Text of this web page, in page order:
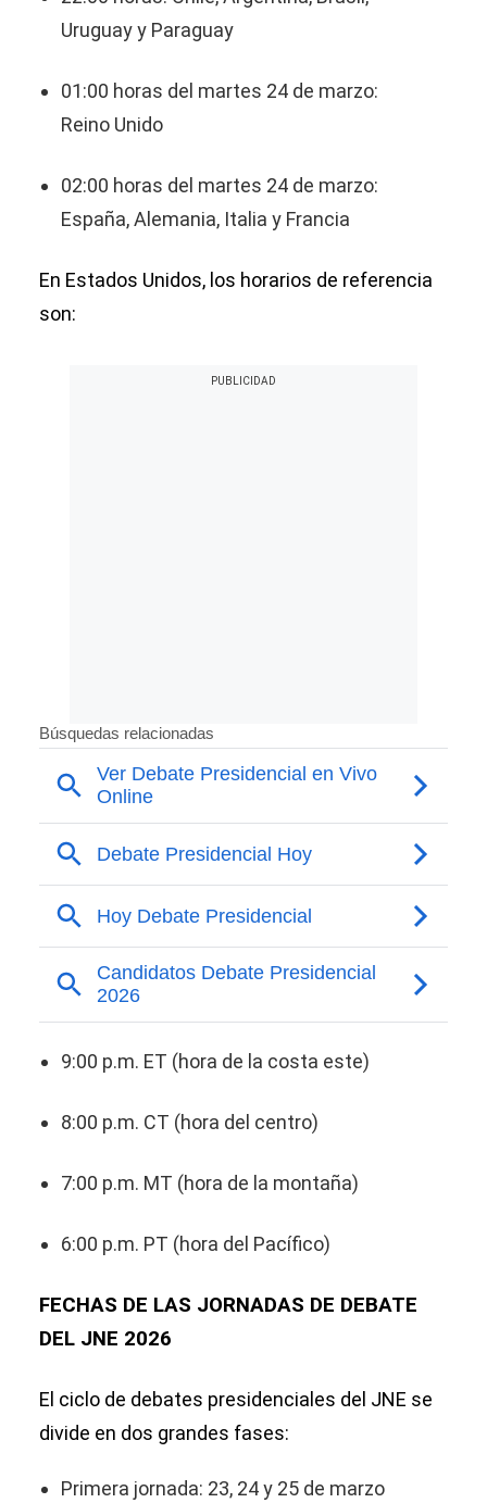
Uruguay y Paraguay
01:00 horas del martes 24 de marzo:
Reino Unido
02:00 horas del martes 24 de marzo:
España, Alemania, Italia y Francia
En Estados Unidos, los horarios de referencia
son:
9:00 p.m. ET (hora de la costa este)
8:00 p.m. CT (hora del centro)
7:00 p.m. MT (hora de la montaña)
6:00 p.m. PT (hora del Pacífico)
FECHAS DE LAS JORNADAS DE DEBATE
DEL JNE 2026
El ciclo de debates presidenciales del JNE se
divide en dos grandes fases:
Primera jornada: 23, 24 y 25 de marzo